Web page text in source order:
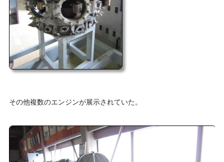
その他複数のエンジンが展示されていた。